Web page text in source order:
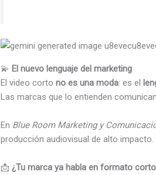
💫 El nuevo lenguaje del marketing
El video corto no es una moda: es el
Las marcas que lo entienden
En Blue Room Marketing y
producción audiovisual de alto impacto.
📩 ¿Tu marca ya habla en formato